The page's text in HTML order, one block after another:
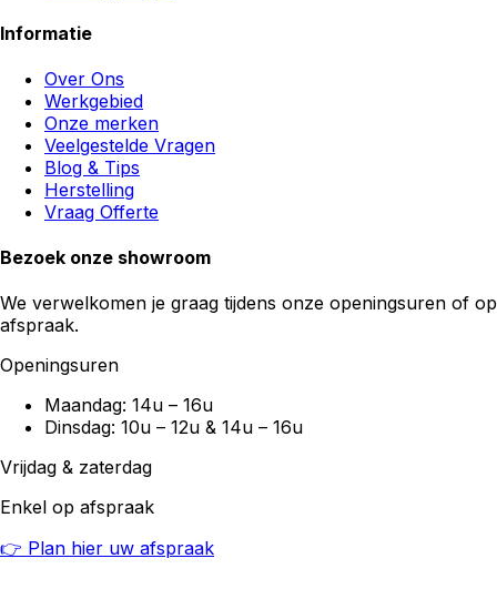
Informatie
Over Ons
Werkgebied
Onze merken
Veelgestelde Vragen
Blog & Tips
Herstelling
Vraag Offerte
Bezoek onze showroom
We verwelkomen je graag tijdens onze openingsuren of op
afspraak.
Openingsuren
Maandag: 14u – 16u
Dinsdag: 10u – 12u & 14u – 16u
Vrijdag & zaterdag
Enkel op afspraak
👉 Plan hier uw afspraak